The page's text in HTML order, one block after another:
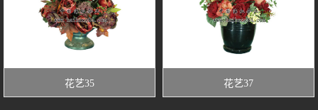
花艺35 花艺37